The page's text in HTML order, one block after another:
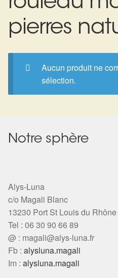
Nouveautés
Bijoux
Bolas
Colliers
Pierres
Harmonisation
Harmonisation de l’être
Harmonisation des lieux
Panier
Search
pierres
Aucun produit ne
sélection.
Notre sphère
Alys-Luna
c/o Magali Blanc
13230 Port St Louis du Rhône
Tel : 06 30 90 66 89
@ : magali@alys-luna.fr
Fb : alysluna.magali
Im : alysluna.magali